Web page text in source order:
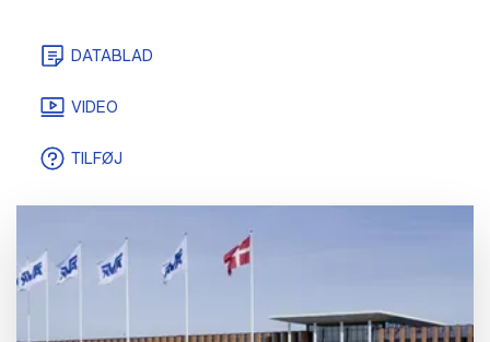
DATABLAD
VIDEO
TILFØJ